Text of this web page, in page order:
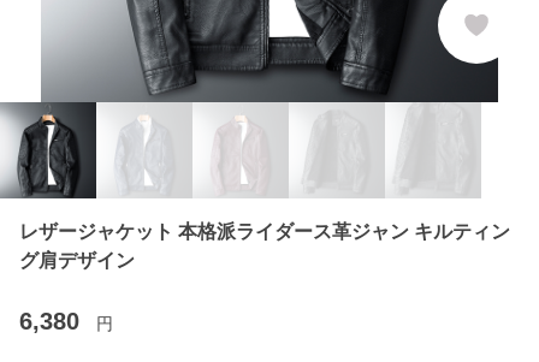
レザージャケット 本格派ライダース革ジャン キルティン
グ肩デザイン
6,380 円